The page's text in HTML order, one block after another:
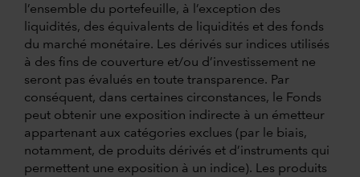
l’ensemble du portefeuille, à l’exception des
liquidités, des équivalents de liquidités et des fonds
du marché monétaire. Les dérivés sur indices utilisés
à des fins de couverture et/ou d’investissement ne
seront pas évalués en toute transparence. Par
conséquent, dans certaines circonstances, le Fonds
peut obtenir une exposition indirecte à un émetteur
appartenant aux catégories exclues (par le biais,
notamment, de produits dérivés et d’instruments qui
permettent une exposition à un indice). Les produits